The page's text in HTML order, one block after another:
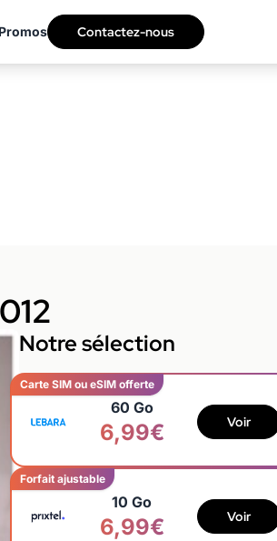
Promos Contactez-nous
Notre sélection
Carte SIM ou eSIM offerte
60 Go
6,99€ Voir
Forfait ajustable
10 Go
6,99€ Voir